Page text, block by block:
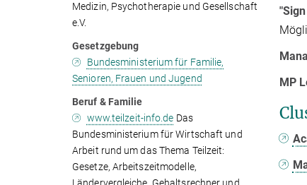
MP
Medizin, Psychotherapie und Gesellschaft
e.V.
Gesetzgebung
Bundesministerium für Familie,
Senioren, Frauen und Jugend
Beruf & Familie
www.teilzeit-info.de Das
Bundesministerium für Wirtschaft und
Arbeit rund um das Thema Teilzeit:
Gesetze, Arbeitszeitmodelle,